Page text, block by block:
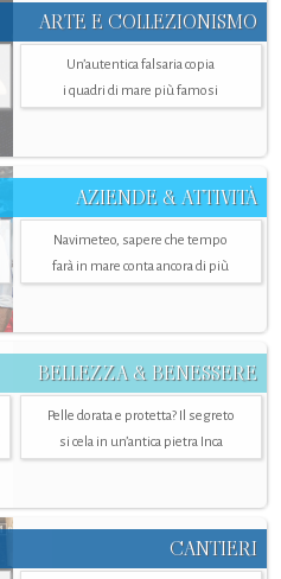
ARTE E COLLEZIONISMO
Un’autentica falsaria copia
i quadri di mare più famosi
AZIENDE & ATTIVITÀ
Navimeteo, sapere che tempo
farà in mare conta ancora di più
BELLEZZA & BENESSERE
Pelle dorata e protetta? Il segreto
si cela in un’antica pietra Inca
CANTIERI